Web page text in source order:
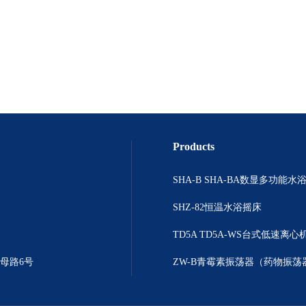
路6号
Products
SHZ-82恒温水浴摇床
TD5A TD5A-WS台式低速离心
ZW-B青霉素振荡器（药物振荡